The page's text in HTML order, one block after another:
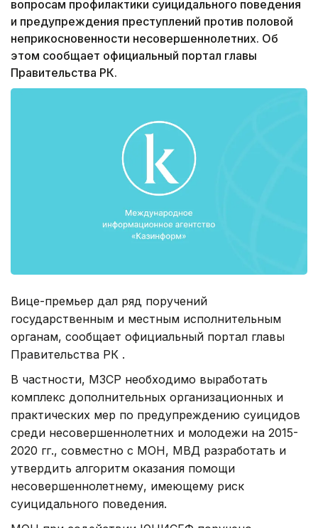
вопросам профилактики суицидального поведения
и предупреждения преступлений против половой
неприкосновенности несовершеннолетних. Об
этом сообщает официальный портал главы
Правительства РК.
Вице-премьер дал ряд поручений
государственным и местным исполнительным
органам, сообщает официальный портал главы
Правительства РК .
В частности, МЗСР необходимо выработать
комплекс дополнительных организационных и
практических мер по предупреждению суицидов
среди несовершеннолетних и молодежи на 2015-
2020 гг., совместно с МОН, МВД разработать и
утвердить алгоритм оказания помощи
несовершеннолетнему, имеющему риск
суицидального поведения.